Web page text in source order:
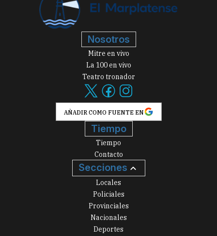
Nosotros
Mitre en vivo
La 100 en vivo
Teatro tronador
AÑADIR COMO FUENTE EN
Tiempo
Tiempo
Contacto
Secciones
Locales
Policiales
Provinciales
Nacionales
Deportes